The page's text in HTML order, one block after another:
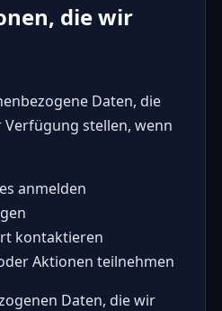
die wir
Daten, die
stellen, wenn
anmelden
kontaktieren
Aktionen teilnehmen
Daten, die wir